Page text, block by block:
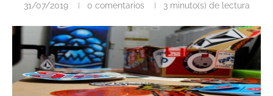
31/07/2019 0 comentarios 3 minuto(s) de lectura